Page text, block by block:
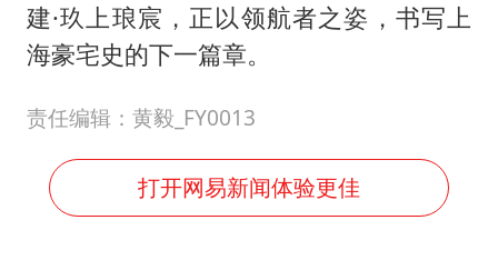
建·玖上琅宸，正以领航者之姿，书写上
海豪宅史的下一篇章。
责任编辑：黄毅_FY0013
打开网易新闻体验更佳